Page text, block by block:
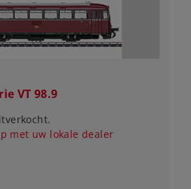
VT 98.9
met uw lokale dealer